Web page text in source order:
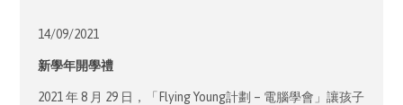
14/09/2021
新學年開學禮
2021 年 8 月 29 日，「Flying Young計劃 – 電腦學會」讓孩子